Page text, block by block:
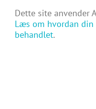
Dette site anvender
Læs om hvordan
behandlet.